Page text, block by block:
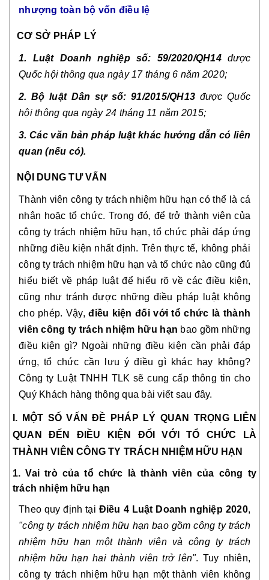
nhượng toàn bộ vốn điều lệ
CƠ SỞ PHÁP LÝ
1. Luật Doanh nghiệp số: 59/2020/QH14được
Quốc hội thông qua ngày 17 tháng 6 năm 2020;
2. Bộ luật Dân sự số: 91/2015/QH13 được Quốc
hội thông qua ngày 24 tháng 11 năm 2015;
3. Các văn bản pháp luật khác hướng dẫn có liên
quan (nếu có).
NỘI DUNG TƯ VẤN
Thành viên công ty trách nhiệm hữu hạn có thể là cá
nhân hoặc tổ chức. Trong đó, để trở thành viên của
công ty trách nhiệm hữu hạn, tổ chức phải đáp ứng
những điều kiện nhất định. Trên thực tế, không phải
công ty trách nhiệm hữu hạn và tổ chức nào cũng đủ
hiểu biết về pháp luật để hiểu rõ về các điều kiện,
cũng như tránh được những điều pháp luật không
cho phép. Vậy,điều kiện đối với tổ chức là thành
viên công ty trách nhiệm hữu hạn bao gồm những
điều kiện gì? Ngoài những điều kiện cần phải đáp
ứng, tổ chức cần lưu ý điều gì khác hay không?
Công ty Luật TNHH TLK sẽ cung cấp thông tin cho
Quý Khách hàng thông qua bài viết sau đây.
I. MỘT SỐ VẤN ĐỀ PHÁP LÝ QUAN TRỌNG LIÊN
QUAN ĐẾN ĐIỀU KIỆN ĐỐI VỚI TỔ CHỨC LÀ
THÀNH VIÊN CÔNG TY TRÁCH NHIỆM HỮU HẠN
1. Vai trò của tổ chức là thành viên của công ty
trách nhiệm hữu hạn
Theo quy định tại Điều 4 Luật Doanh nghiệp 2020,
"công ty trách nhiệm hữu hạn bao gồm công ty trách
nhiệm hữu hạn một thành viên và công ty trách
nhiệm hữu hạn hai thành viên trở lên". Tuy nhiên,
công ty trách nhiệm hữu hạn một thành viên không